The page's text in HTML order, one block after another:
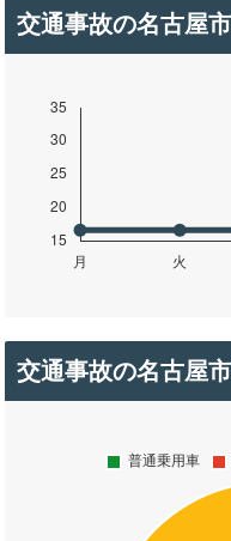
交通事故の名古屋
交通事故の名古屋